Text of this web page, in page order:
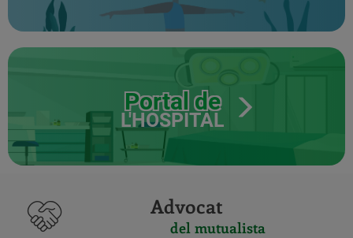
Portal de
L'HOSPITAL
Advocat
del mutualista